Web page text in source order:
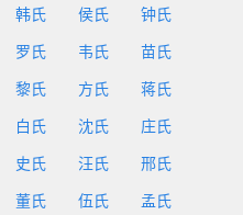
韩氏 侯氏 钟氏
罗氏 韦氏 苗氏
黎氏 方氏 蒋氏
白氏 沈氏 庄氏
史氏 汪氏 邢氏
董氏 伍氏 孟氏